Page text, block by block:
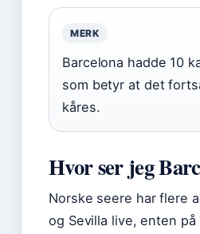
MERK
Barcelona hadde 10
som betyr at det
kåres.
Hvor ser jeg
Norske seere har flere
og Sevilla live, enten